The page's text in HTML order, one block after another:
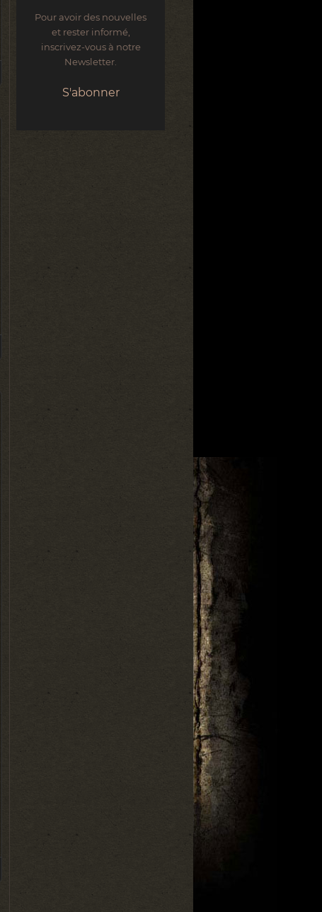
Pour avoir des nouvelles
et rester informé,
inscrivez-vous à notre
Newsletter.
S'abonner